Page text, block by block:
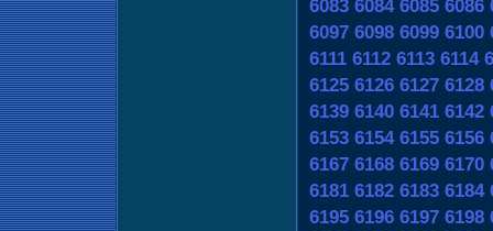
6083 6084 6085 6086
6097 6098 6099 6100
6111 6112 6113 6114
6125 6126 6127 6128
6139 6140 6141 6142
6153 6154 6155 6156
6167 6168 6169 6170
6181 6182 6183 6184
6195 6196 6197 6198